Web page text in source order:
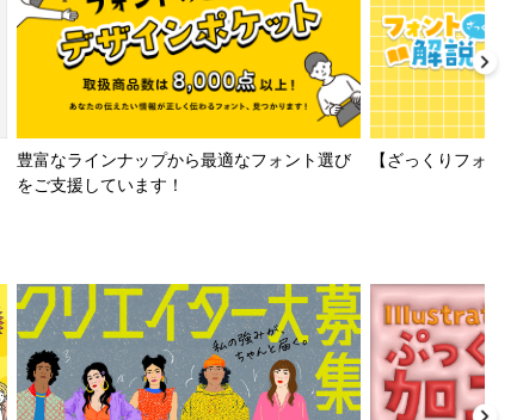
豊富なラインナップから最適なフォント選び
をご支援しています！
【ざっくりフォン